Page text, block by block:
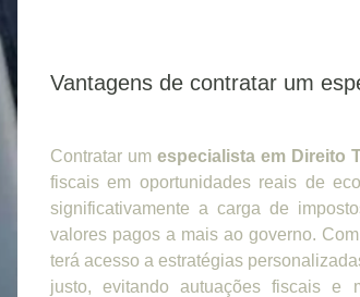
Vantagens de contratar um
Contratar um especialista em Direito
fiscais em oportunidades reais de
significativamente a carga de
valores pagos a mais ao governo.
terá acesso a estratégias
justo, evitando autuações fiscais e